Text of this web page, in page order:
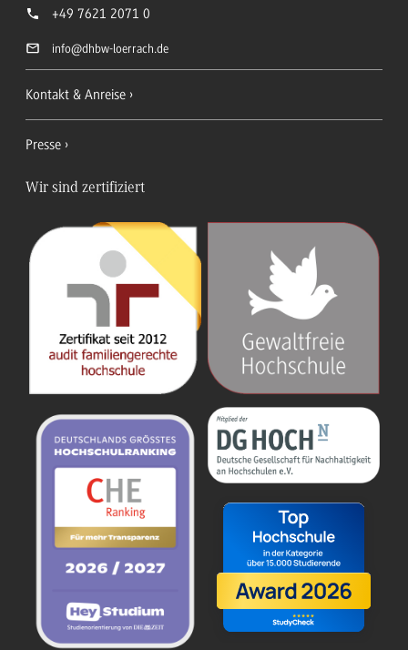
+49 7621 2071 0
info@dhbw-loerrach.de
Kontakt & Anreise
Presse
Wir sind zertifiziert